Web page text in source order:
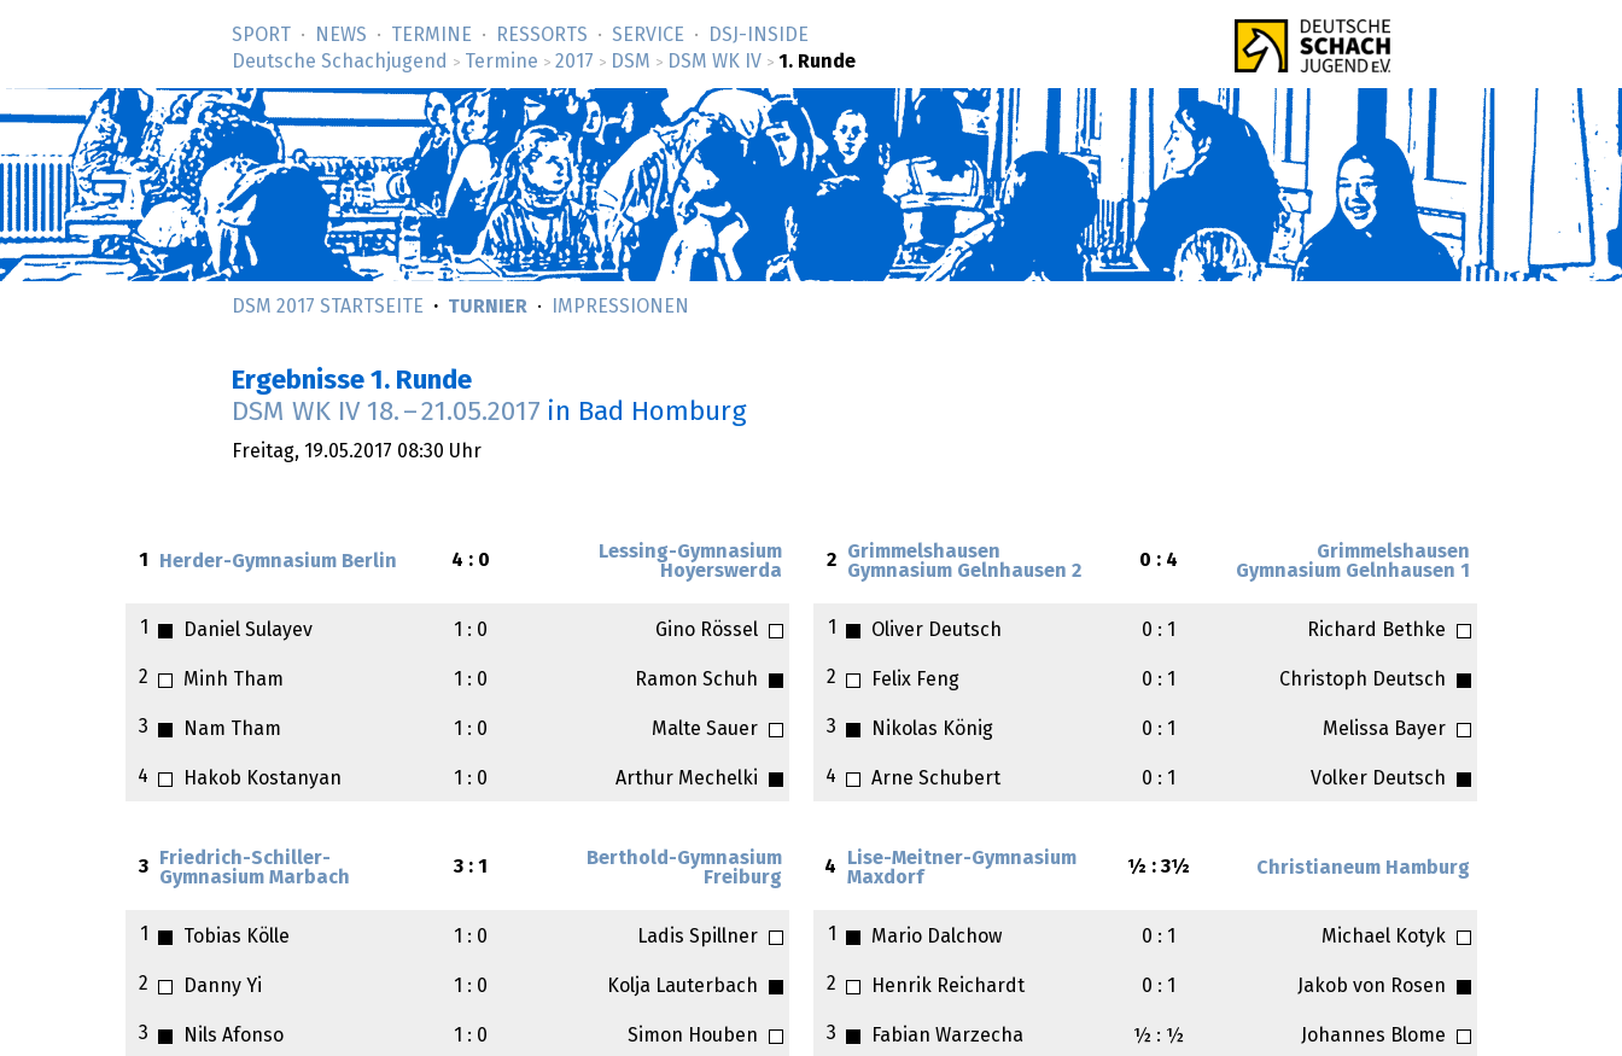
SPORT NEWS TERMINE RESSORTS SERVICE
DSJ-­INSIDE
Deutsche Schachjugend
> Termine > 2017 > DSM > DSM WK IV > 1. Runde
DSM 2017 STARTSEITE TURNIER IMPRESSIONEN
Ergebnisse 1. Runde
DSM WK IV 18. –21.05.2017 in Bad Homburg
Freitag, 19.05.2017 08:30 Uhr
1 Herder-Gymnasium Berlin 4 : 0
Lessing-Gymnasium
Hoyerswerda
1 Daniel Sulayev 1 : 0 Gino Rössel
2 Minh Tham 1 : 0 Ramon Schuh
3 Nam Tham 1 : 0 Malte Sauer
4 Hakob Kostanyan 1 : 0 Arthur Mechelki
2
Grimmelshausen
Gymnasium Gelnhausen 2
0 : 4
Grimmelshausen
Gymnasium Gelnhausen 1
1 Oliver Deutsch 0 : 1 Richard Bethke
2 Felix Feng 0 : 1 Christoph Deutsch
3 Nikolas König 0 : 1 Melissa Bayer
4 Arne Schubert 0 : 1 Volker Deutsch
3
Friedrich-Schiller-
Gymnasium Marbach
3 : 1
Berthold-Gymnasium
Freiburg
1 Tobias Kölle 1 : 0 Ladis Spillner
2 Danny Yi 1 : 0 Kolja Lauterbach
3 Nils Afonso 1 : 0 Simon Houben
4
Lise-Meitner-Gymnasium
Maxdorf
½ : 3½ Christianeum Hamburg
1 Mario Dalchow 0 : 1 Michael Kotyk
2 Henrik Reichardt 0 : 1 Jakob von Rosen
3 Fabian Warzecha ½ : ½ Johannes Blome